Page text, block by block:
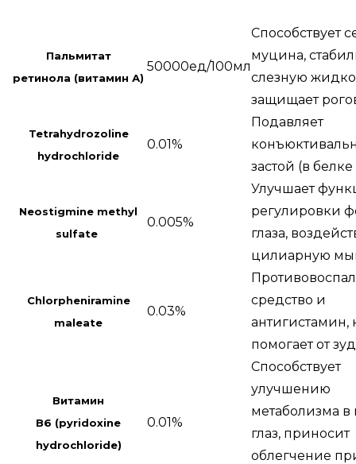
Пальмитат
ретинола (витамин А)
50000ед/100мл
Способствует
муцина,
слезную
защищает
Tetrahydrozoline
hydrochloride
0.01%
Подавляет
застой (в белке
Neostigmine methyl
sulfate
0.005%
Улучшает
регулировки
глаза,
цилиарную
Chlorpheniramine
maleate
0.03%
средство и
антигистамин,
помогает от
Витамин
B6 (pyridoxine
hydrochloride)
0.01%
Способствует
улучшению
метаболизма в
глаз, приносит
облегчение